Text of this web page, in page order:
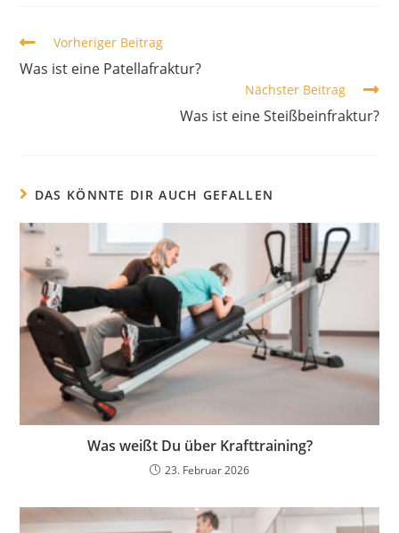
Vorheriger Beitrag
Was ist eine Patellafraktur?
Nächster Beitrag
Was ist eine Steißbeinfraktur?
DAS KÖNNTE DIR AUCH GEFALLEN
Was weißt Du über Krafttraining?
23. Februar 2026